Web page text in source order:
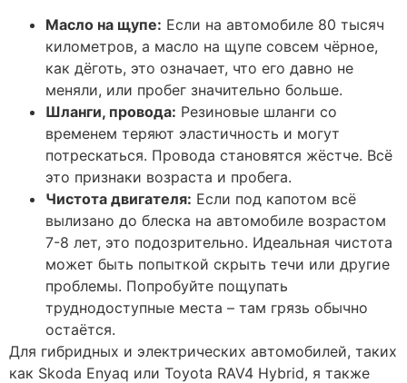
Масло на щупе: Если на автомобиле 80 тысяч
километров, а масло на щупе совсем чёрное,
как дёготь, это означает, что его давно не
меняли, или пробег значительно больше.
Шланги, провода: Резиновые шланги со
временем теряют эластичность и могут
потрескаться. Провода становятся жёстче. Всё
это признаки возраста и пробега.
Чистота двигателя: Если под капотом всё
вылизано до блеска на автомобиле возрастом
7-8 лет, это подозрительно. Идеальная чистота
может быть попыткой скрыть течи или другие
проблемы. Попробуйте пощупать
труднодоступные места – там грязь обычно
остаётся.
Для гибридных и электрических автомобилей, таких
как Skoda Enyaq или Toyota RAV4 Hybrid, я также